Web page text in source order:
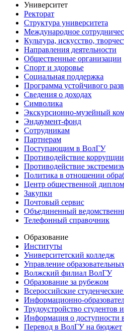
Университет
Ректорат
Структура университета
Международное
Культура, искусство,
Направления деятельности
Общественные организации
Спорт и здоровье
Социальная поддержка
Программа устойчивого
Сведения о доходах
Символика
Экскурсионно-музейный
Эндаумент-фонд
Сотрудникам
Партнерам
Поступающим в ВолГУ
Противодействие коррупции
Противодействие
Политика в отношении
Центр общественной
Закупки
Почтовый сервис
Объединенный
Телефонный справочник
Образование
Институты
Университетский колледж
Управление
Волжский филиал ВолГУ
Образование за рубежом
Всероссийские
Информационно-
Трудоустройство студентов
Информация о доступности
Перевод в ВолГУ на бюджет